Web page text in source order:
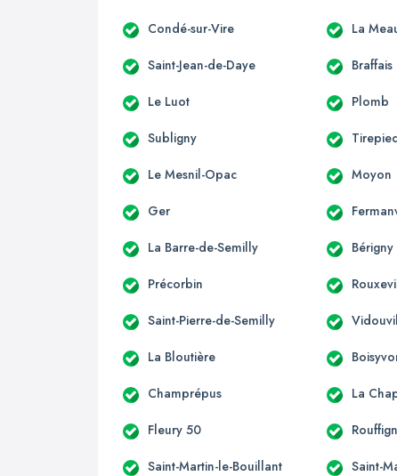
Condé-sur-Vire La
Saint-Jean-de-Daye Braffais
Le Luot Plomb
Subligny
Le Mesnil-Opac Moyon
Ger
La Barre-de-Semilly Bérigny
Précorbin
Saint-Pierre-de-Semilly
La Bloutière
Champrépus La
Fleury 50
Saint-Martin-le-Bouillant Saint-